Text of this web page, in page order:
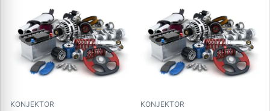
KONJEKTOR KONJEKTOR